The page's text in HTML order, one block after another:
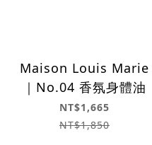
Maison Louis Marie
｜No.04 香氛身體油
NT$1,665
NT$1,850